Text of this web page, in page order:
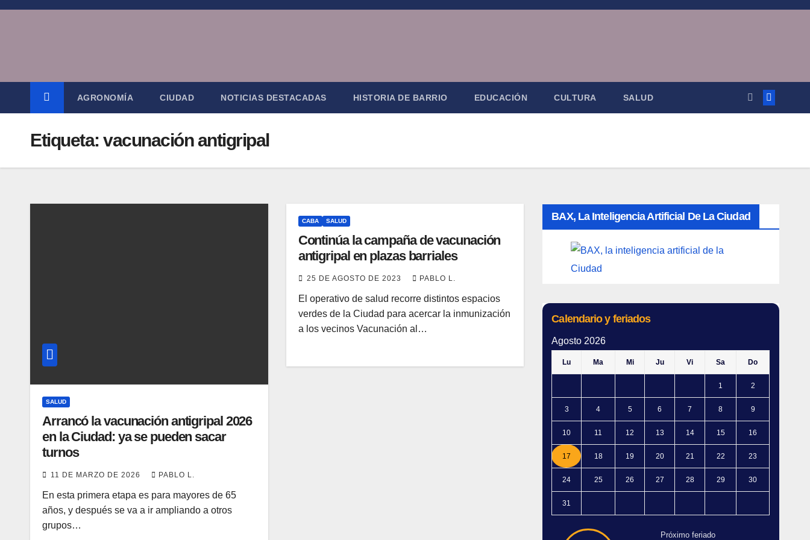
Saltar
AGRONOMÍA CIUDAD NOTICIAS DESTACADAS HISTORIA DE BARRIO EDUCACIÓN CULTURA SALUD
Etiqueta: vacunación antigripal
SALUD
Arrancó la vacunación antigripal 2026
en la Ciudad: ya se pueden sacar
turnos
11 DE MARZO DE 2026 PABLO L.
En esta primera etapa es para mayores de 65
años, y después se va a ir ampliando a otros
grupos…
CABA SALUD
Continúa la campaña de vacunación
antigripal en plazas barriales
25 DE AGOSTO DE 2023 PABLO L.
El operativo de salud recorre distintos espacios
verdes de la Ciudad para acercar la inmunización
a los vecinos Vacunación al…
BAX, La Inteligencia Artificial De La Ciudad
Calendario y feriados
Agosto 2026
Lu Ma Mi Ju Vi Sa Do
1 2
3 4 5 6 7 8 9
10 11 12 13 14 15 16
17 18 19 20 21 22 23
24 25 26 27 28 29 30
31
Próximo feriado